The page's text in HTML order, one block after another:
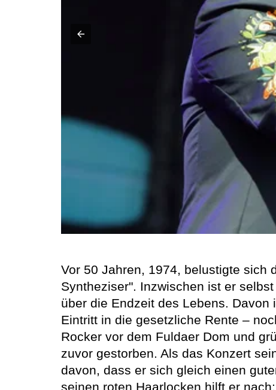
Vor 50 Jahren, 1974, belustigte sich
Syntheziser". Inzwischen ist er
über die Endzeit des Lebens.
Eintritt in die gesetzliche Rente –
Rocker vor dem Fuldaer Dom und
zuvor gestorben. Als das Konzert
davon, dass er sich gleich einen
seinen roten Haarlocken hilft er